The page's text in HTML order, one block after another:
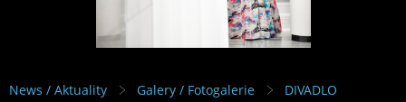
News / Aktuality Galery / Fotogalerie
DIVADLO